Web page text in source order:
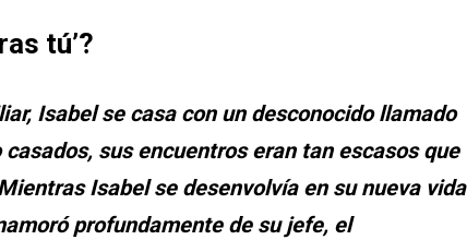
tú’?
Isabel se casa con un desconocido llamado
sus encuentros eran tan escasos que
Isabel se desenvolvía en su nueva vida
profundamente de su jefe, el